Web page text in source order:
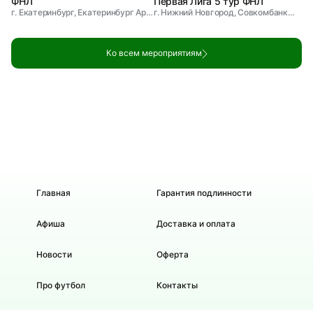
г. Екатеринбург, Екатеринбург Арена г. Нижний Новгород, Совкомбанк Арена
Ко всем мероприятиям
Главная
Афиша
Новости
Про футбол
Гарантия подлинности
Доставка и оплата
Оферта
Контакты